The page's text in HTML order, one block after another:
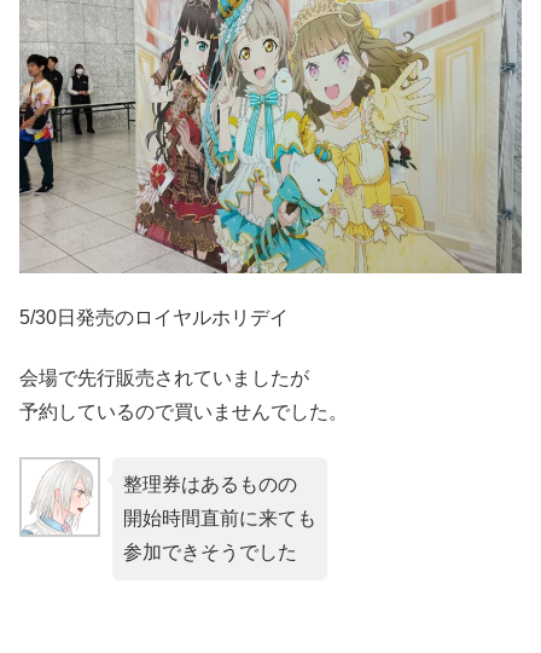
5/30日発売のロイヤルホリデイ
会場で先行販売されていましたが
予約しているので買いませんでした。
整理券はあるものの
開始時間直前に来ても
参加できそうでした